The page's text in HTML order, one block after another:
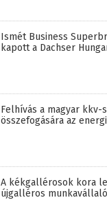
Ismét Business
kapott a Dachser
Felhívás a magyar kkv-
összefogására az
A kékgallérosok kora
újgalléros